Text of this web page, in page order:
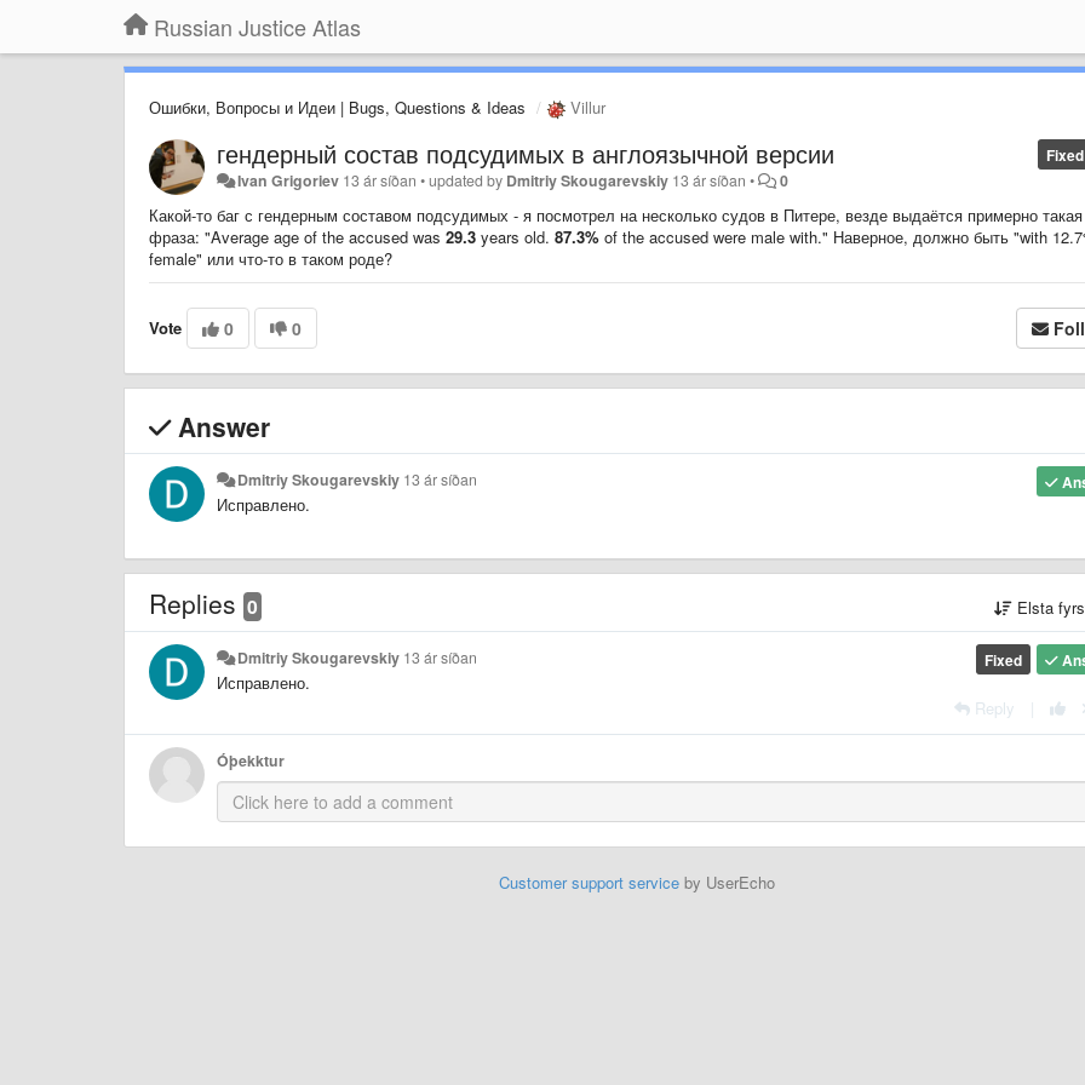
Russian Justice Atlas
Ошибки, Вопросы и Идеи | Bugs, Questions & Ideas Villur
Fixed
гендерный состав подсудимых в англоязычной версии
Ivan Grigoriev 13 ár síðan •updated by Dmitriy Skougarevskiy 13 ár síðan • 0
Какой-то баг с гендерным составом подсудимых - я посмотрел на несколько судов в Питере, везде выдаётся примерно такая
фраза: "Average age of the accused was 29.3 years old. 87.3% of the accused were male with." Наверное, должно быть "with
female" или что-то в таком роде?
Vote 0 0
Answer
Dmitriy Skougarevskiy 13 ár síðan
Исправлено.
Replies 0 Elsta
Fixed
Dmitriy Skougarevskiy 13 ár síðan
Исправлено.
Reply
Óþekktur
Customer support serviceby UserEcho